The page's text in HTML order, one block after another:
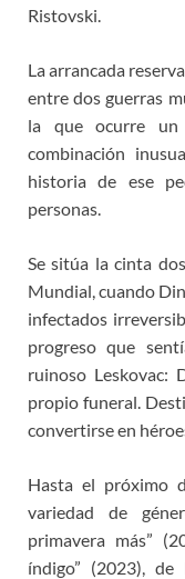
Ristovski.
La arrancada
entre dos guerras
la que ocurre un
combinación
historia de ese
personas.
Se sitúa la cinta
Mundial, cuando
infectados
progreso que
ruinoso Leskovac:
propio funeral.
convertirse en
Hasta el próximo
variedad de
primavera más”
índigo” (2023), de